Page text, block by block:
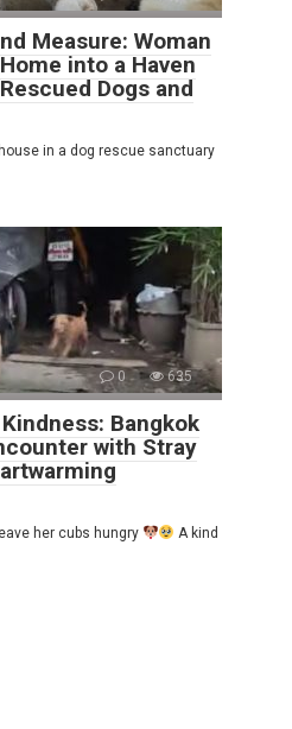
Measure: Woman
into a Haven
Dogs and
in a dog rescue sanctuary
0 635
Bangkok
with Stray
her cubs hungry
A kind